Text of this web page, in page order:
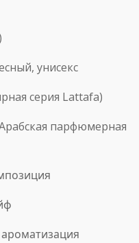
унисекс
серия Lattafa)
парфюмерная